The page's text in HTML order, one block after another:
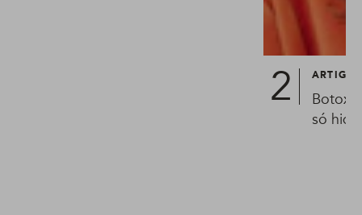
ARTIGO
Botox
só